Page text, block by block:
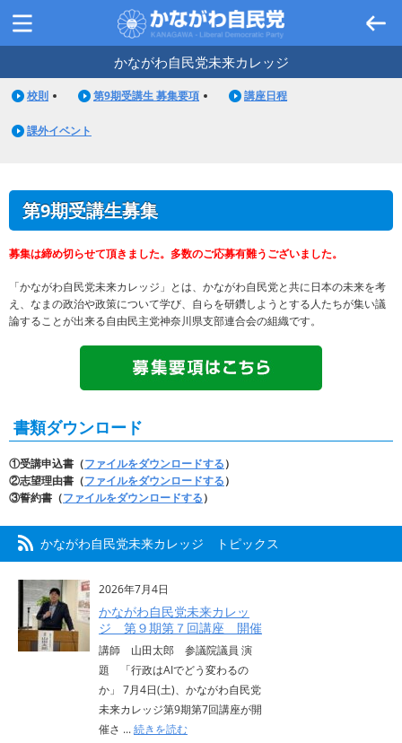
かながわ自民党未来カレッジ
校則 第9期受講生 募集要項 講座日程
課外イベント
第9期受講生募集
募集は締め切らせて頂きました。多数のご応募有難うございました。
「かながわ自民党未来カレッジ」とは、かながわ自民党と共に日本の未来を考
え、なまの政治や政策について学び、自らを研鑽しようとする人たちが集い議
論することが出来る自由民主党神奈川県支部連合会の組織です。
書類ダウンロード
①受講申込書（ファイルをダウンロードする）
②志望理由書（ファイルをダウンロードする）
③誓約書（ファイルをダウンロードする）
かながわ自民党未来カレッジ トピックス
2026年7月4日
かながわ自民党未来カレッ
ジ 第９期第７回講座 開催
講師 山田太郎 参議院議員 演
題 「行政はAIでどう変わるの
か」 7月4日(土)、かながわ自民党
未来カレッジ第9期第7回講座が開
催さ ...続きを読む